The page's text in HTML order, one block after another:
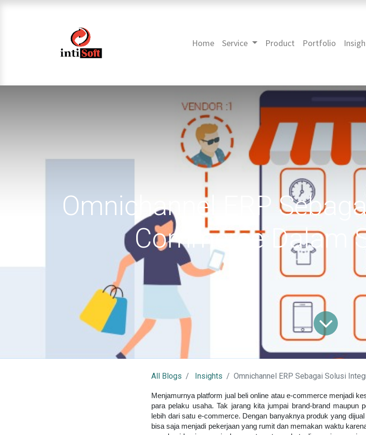
Home Service Product Portfolio
Omnichannel ERP
Commerce Dalam
All Blogs Insights Omnichannel ERP Sebagai Solusi
Menjamurnya platform jual beli online atau e-commerce menjadi
para pelaku usaha. Tak jarang kita jumpai brand-brand maupun
lebih dari satu e-commerce. Dengan banyaknya produk yang
bisa saja menjadi pekerjaan yang rumit dan memakan waktu